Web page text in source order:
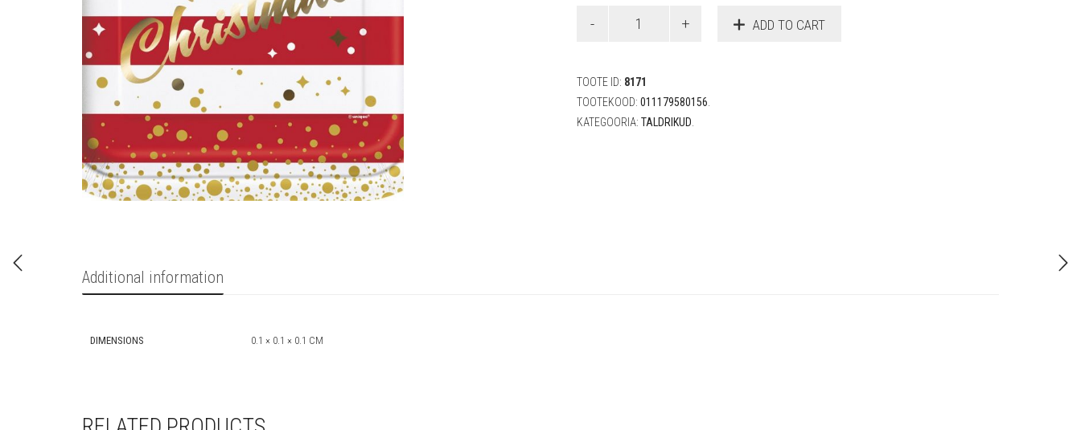
"Merry
quantity
ADD TO CART
TOOTE ID: 8171
TOOTEKOOD: 011179580156
KATEGOORIA: TALDRIKUD
Additional information
DIMENSIONS 0.1 × 0.1 × 0.1 CM